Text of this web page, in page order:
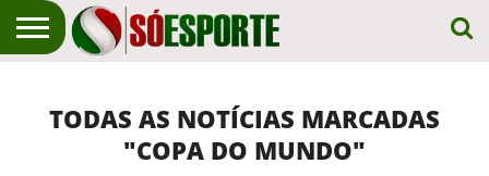
PRIMEIRO
ESPORTE
TODAS AS NOTÍCIAS MARCADAS
"COPA DO MUNDO"